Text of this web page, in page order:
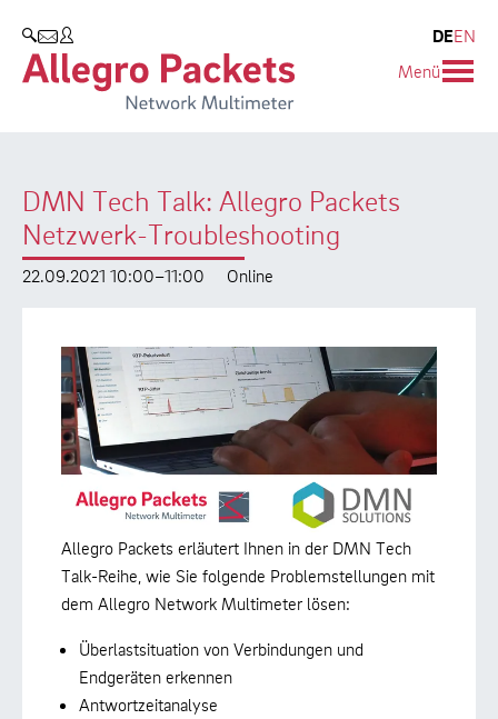
SUCHEN
DEEN
Menü
DMN Tech Talk: Allegro Packets
Netzwerk-Troubleshooting
22.09.2021 10:00–11:00 Online
Allegro Packets erläutert Ihnen in der DMN Tech
Talk-Reihe, wie Sie folgende Problemstellungen mit
dem Allegro Network Multimeter lösen:
Überlastsituation von Verbindungen und
Endgeräten erkennen
Antwortzeitanalyse
Allegro Network Multimeter
Produktübersicht
Use Cases
Whitepaper
Case Studies
Support
Produkt-Handbuch
Training
Unternehmen
Partner
Umweltschutz
Karriere